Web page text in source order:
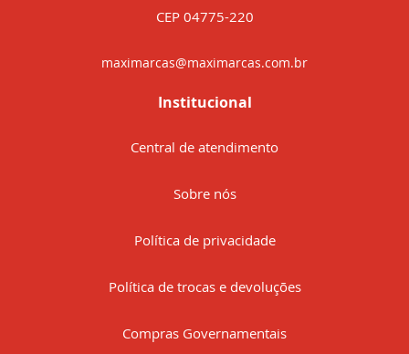
CEP 04775-220
maximarcas@maximarcas.com.br
Institucional
Central de atendimento
Sobre nós
Política de privacidade
Política de trocas e devoluções
Compras Governamentais